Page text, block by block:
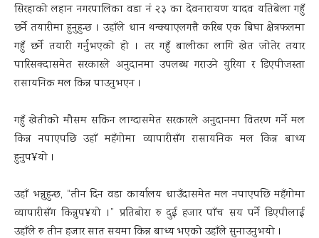
सिरहाको लहान नगरपालिका वडा नं २३ का देवनारायण यादव यतिबेला गहुँ
छर्ने तयारीमा हुनुहुन्छ । उहाँले धान थन्क्याएलगत्तै करिब एक बिघा क्षेत्रफलमा
गहुँ छर्ने तयारी गर्नुभएको हो । तर गहुँ बालीका लागि खेत जोतेर तयार
पारिसक्दासमेत सरकारले अनुदानमा उपलब्ध गराउने युरिया र डिएपीजस्ता
रासायनिक मल किन्न पाउनुभएन ।
गहुँ खेतीको मौसम सकिन लाग्दासमेत सरकारले अनुदानमा वितरण गर्ने मल
किन्न नपाएपछि उहाँ महँगोमा व्यापारीसँग रासायनिक मल किन्न बाध्य
हुनुप¥यो ।
उहाँ भन्नुहुन्छ, “तीन दिन वडा कार्यालय धाउँदासमेत मल नपाएपछि महँगोमा
व्यापारीसँग किन्नुप¥यो ।” प्रतिबोरा रु दुई हजार पाँच सय पर्ने डिएपीलाई
उहाँले रु तीन हजार सात सयमा किन्न बाध्य भएको उहाँले सुनाउनुभयो ।